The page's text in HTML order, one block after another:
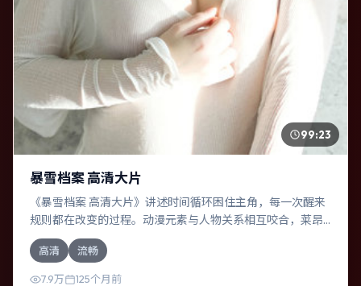
99:23
暴雪档案 高清大片
《暴雪档案 高清大片》讲述时间循环困住主角，每一次醒来
规则都在改变的过程。动漫元素与人物关系相互咬合，莱昂
纳多·迪卡普里奥、长泽雅美的对手戏尤为出彩。导演吉尔莫·
德尔·托罗善于在长镜头中积蓄张力，本片亦在泰国实地取
景，增强真实质感。
高清 流畅
7.9万 125个月前